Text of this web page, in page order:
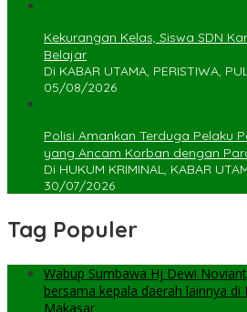
Kekurangan Kelas, Siswa SDN
Belajar
Di KABAR UTAMA, PERISTIWA,
05/08/2026
Polisi Amankan Terduga Pelaku
yang Ancam Korban dengan
Di HUKUM KRIMINAL, KABAR
30/07/2026
Tag Populer
Wabup Sumbawa Hj Dewi
bersama kepala daerah lainnya di
Makasar